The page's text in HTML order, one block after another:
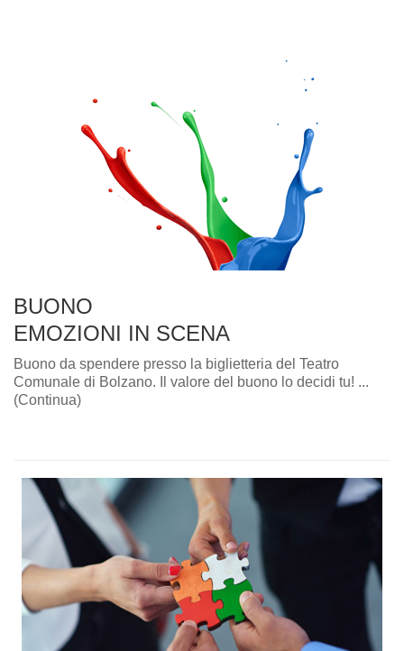
BUONO
EMOZIONI IN SCENA
Buono da spendere presso la biglietteria del Teatro
Comunale di Bolzano. Il valore del buono lo decidi tu! ...
(Continua)